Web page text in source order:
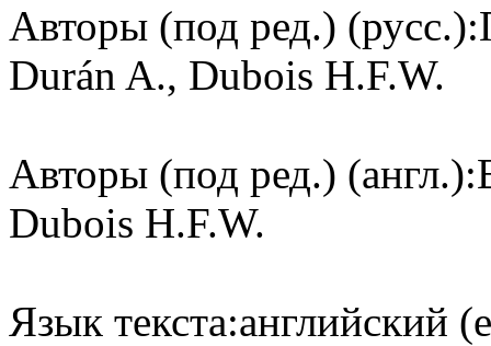
Авторы (под ред.) (русс.):
Durán A., Dubois H.F.W.
Авторы (под ред.) (англ.):
Dubois H.F.W.
Язык текста:английский